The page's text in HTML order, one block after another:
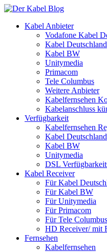
Kabel Anbieter
Vodafone Kabel
Kabel Deutschland
Kabel BW
Unitymedia
Primacom
Tele Columbus
Weitere Anbieter
Kabelfernsehen
Kabelanschluss
Verfügbarkeit
Kabelfernsehen
Kabel Deutschland
Kabel BW
Unitymedia
DSL
Kabel Receiver
Für Kabel
Für Kabel BW
Für Unitymedia
Für Primacom
Für Tele Columbus
HD Receiver/ mit
Fernsehen
Kabelfernsehen